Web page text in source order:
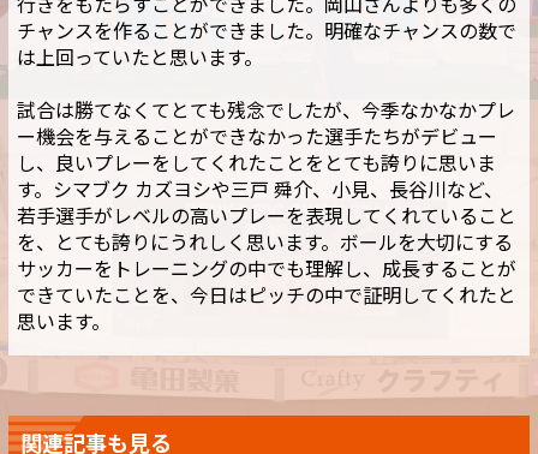
行きをもたらすことができました。岡山さんよりも多くの
チャンスを作ることができました。明確なチャンスの数で
は上回っていたと思います。
試合は勝てなくてとても残念でしたが、今季なかなかプレ
ー機会を与えることができなかった選手たちがデビュー
し、良いプレーをしてくれたことをとても誇りに思いま
す。シマブク カズヨシや三戸 舜介、小見、長谷川など、
若手選手がレベルの高いプレーを表現してくれていること
を、とても誇りにうれしく思います。ボールを大切にする
サッカーをトレーニングの中でも理解し、成長することが
できていたことを、今日はピッチの中で証明してくれたと
思います。
関連記事も見る